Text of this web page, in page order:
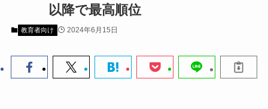
以降で最高順位
教育者向け 2024年6月15日